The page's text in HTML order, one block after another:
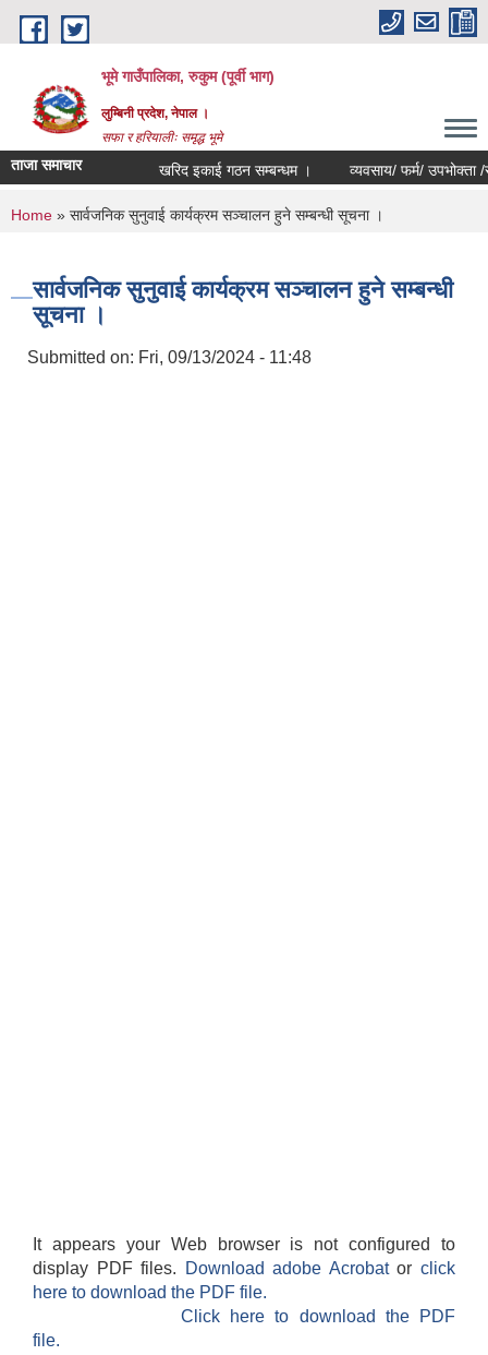
Skip to main content
भूमे गाउँपालिका, रुकुम (पूर्वी भाग)
लुम्बिनी प्रदेश, नेपाल ।
सफा र हरियालीः समृद्ध भूमे
ताजा समाचार खरिद इकाई गठन सम्बन्धम । व्यवसाय/ फर्म/ उपभोक्ता /
You are here
Home » सार्वजनिक सुनुवाई कार्यक्रम सञ्चालन हुने सम्बन्धी सूचना ।
सार्वजनिक सुनुवाई कार्यक्रम सञ्चालन हुने सम्बन्धी
सूचना ।
Submitted on: Fri, 09/13/2024 - 11:48
It appears your Web browser is not configured to
display PDF files.
Download adobe Acrobatorclick
here to download the PDF file.
Click here to download the PDF
file.